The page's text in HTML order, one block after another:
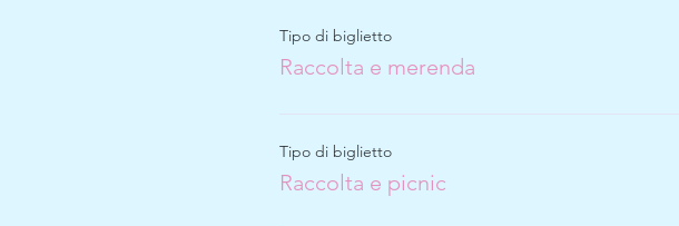
Tipo di biglietto
Raccolta e merenda
Tipo di biglietto
Raccolta e picnic